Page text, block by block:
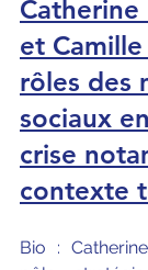
Catherine
et
rôles des
sociaux
crise
contexte
Bio :